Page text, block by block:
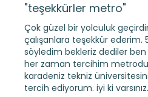
"teşekkürler metro"
Çok güzel bir yolculuk
çalışanlara teşekkür ederim.
söyledim bekleriz dediler
her zaman tercihim
karadeniz tekniz
tercih ediyorum. iyi ki varsınız.